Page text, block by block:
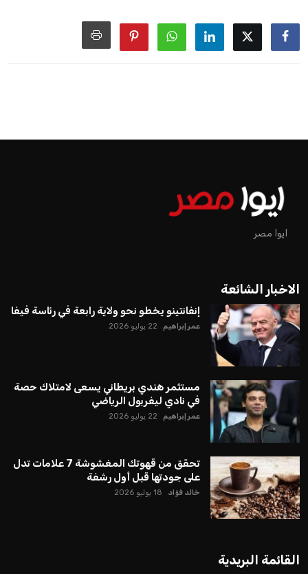
ايوا مصر
الاخبار الشائعة
إنفانتينو يخطو نحو ولاية رابعة في رئاسة فيفا
عمر إبراهيم 22 يوليو 2026
مستثمر هندي بريطاني يسعى لامتلاك حصة
في نادي ليفربول الرياضي
عمر إبراهيم 22 يوليو 2026
تحقق من قهوتك المغشوشة 7 علامات تدل
على جودتها قبل أول رشفة
خالد فؤاد 18 يوليو 2026
القائمة البريدية